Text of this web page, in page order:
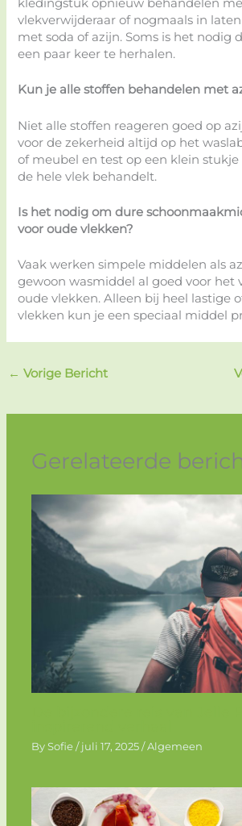
kledingstuk opnieuw behandelen
vlekverwijderaar of nogmaals in
met soda of azijn. Soms is het nodig
een paar keer te herhalen.
Kun je alle stoffen behandelen met
Niet alle stoffen reageren goed op
voor de zekerheid altijd op het
of meubel en test op een klein stukje
de hele vlek behandelt.
Is het nodig om dure
voor oude vlekken?
Vaak werken simpele middelen als
gewoon wasmiddel al goed voor het
oude vlekken. Alleen bij heel lastige
vlekken kun je een speciaal middel
← Vorige Bericht
Gerelateerde
BySofie/ juli 17, 2025/Algemeen